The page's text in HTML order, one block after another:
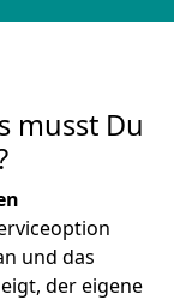
musst Du
und das
der eigene